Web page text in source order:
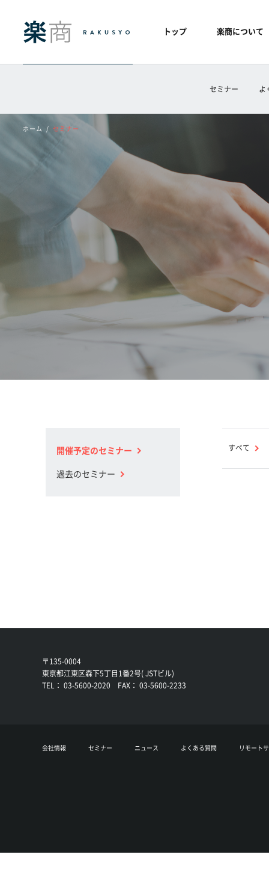
トップ 楽商について
セミナー よ
ホーム セミナー
すべて
開催予定のセミナー
過去のセミナー
〒135-0004
東京都江東区森下5丁目1番2号( JSTビル)
TEL： 03-5600-2020 FAX： 03-5600-2233
会社情報 セミナー ニュース よくある質問 リモート